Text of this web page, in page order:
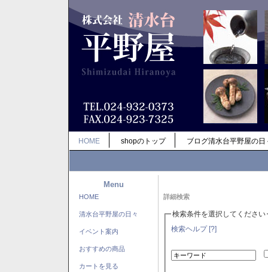
HOME shopのトップ ブログ清水台平野屋の日
Menu
HOME
清水台平野屋の日々
イベント案内
おすすめの商品
カートを見る
詳細検索
検索条件を選択してください
検索ヘルプ [?]